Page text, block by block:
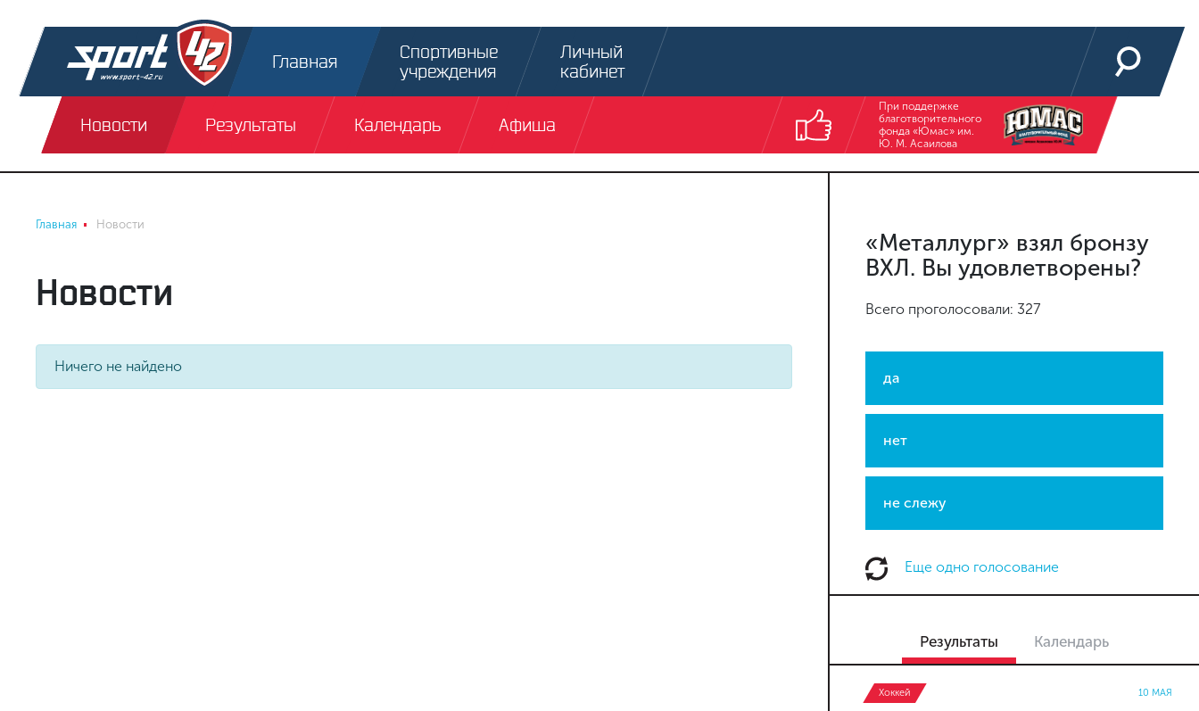
Главная
Спортивные
учреждения
Личный
кабинет
Новости Результаты Календарь Афиша
При поддержке
благотворительного
фонда «Юмас» им.
Ю. М. Асаилова
Главная Новости
Новости
Ничего не найдено
«Металлург» взял бронзу
ВХЛ. Вы удовлетворены?
Всего проголосовали: 327
да
нет
не слежу
Еще одно голосование
Результаты Календарь
Хоккей 10 МАЯ